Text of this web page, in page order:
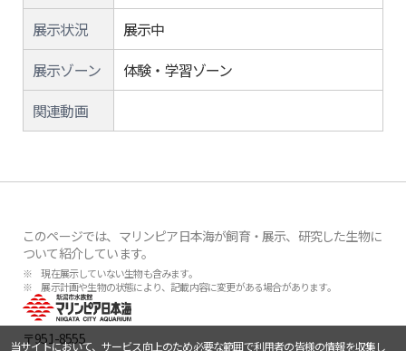
展示状況
展示中
展示ゾーン
体験・学習ゾーン
関連動画
このページでは、マリンピア日本海が飼育・展示、研究した生物に
ついて紹介しています。
※ 現在展示していない生物も含みます。
※ 展示計画や生物の状態により、記載内容に変更がある場合があります。
〒951-8555
当サイトにおいて、サービス向上のため必要な範囲で利用者の皆様の情報を収集し